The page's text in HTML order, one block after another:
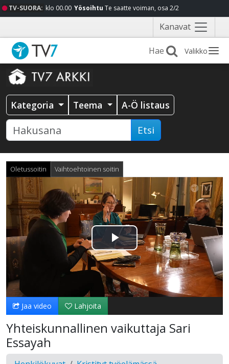
TV-SUORA: klo 00.00 Yösoihtu Te saatte voiman, osa 2/2
Kanavat Näytä
valikko
Valikko
Kategoria Teema A-Ö listaus
Etsi
Oletussoitin Vaihtoehtoinen soitin
Toista
Video
Jaa video Lahjoita
Yhteiskunnallinen vaikuttaja Sari
Essayah